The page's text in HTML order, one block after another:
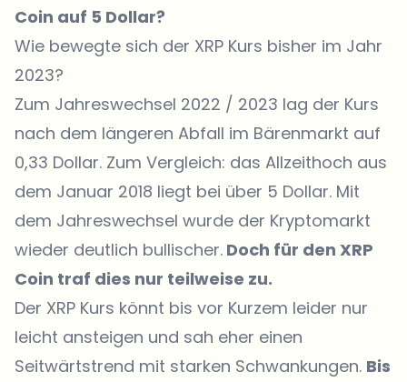
Coin auf 5 Dollar?
Wie bewegte sich der XRP Kurs bisher im Jahr
2023?
Zum Jahreswechsel 2022 / 2023 lag der Kurs
nach dem längeren Abfall im Bärenmarkt auf
0,33 Dollar. Zum Vergleich: das Allzeithoch aus
dem Januar 2018 liegt bei über 5 Dollar. Mit
dem Jahreswechsel wurde der Kryptomarkt
wieder deutlich bullischer. Doch für den XRP
Coin traf dies nur teilweise zu.
Der XRP Kurs könnt bis vor Kurzem leider nur
leicht ansteigen und sah eher einen
Seitwärtstrend mit starken Schwankungen. Bis